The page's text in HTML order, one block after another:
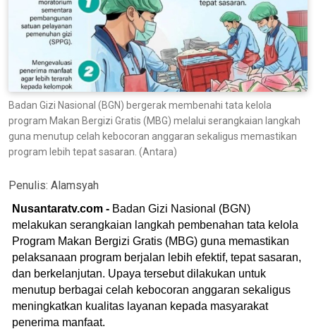
Badan Gizi Nasional (BGN) bergerak membenahi tata kelola
program Makan Bergizi Gratis (MBG) melalui serangkaian langkah
guna menutup celah kebocoran anggaran sekaligus memastikan
program lebih tepat sasaran. (Antara)
Penulis: Alamsyah
Nusantaratv.com - Badan Gizi Nasional (BGN)
melakukan serangkaian langkah pembenahan tata kelola
Program Makan Bergizi Gratis (MBG) guna memastikan
pelaksanaan program berjalan lebih efektif, tepat sasaran,
dan berkelanjutan. Upaya tersebut dilakukan untuk
menutup berbagai celah kebocoran anggaran sekaligus
meningkatkan kualitas layanan kepada masyarakat
penerima manfaat.